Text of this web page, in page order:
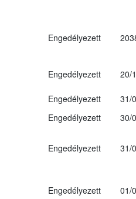
Engedélyezett
Engedélyezett
20/
Engedélyezett
31/
Engedélyezett
30/
Engedélyezett 31/
Engedélyezett 01/